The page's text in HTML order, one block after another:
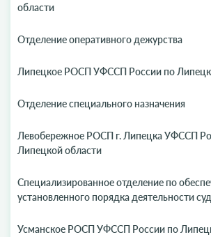
области
Отделение оперативного дежурства
Липецкое РОСП УФССП России по
Отделение специального назначения
Левобережное РОСП г. Липецка УФССП
Липецкой области
Специализированное отделение по
установленного порядка деятельности
Усманское РОСП УФССП России по